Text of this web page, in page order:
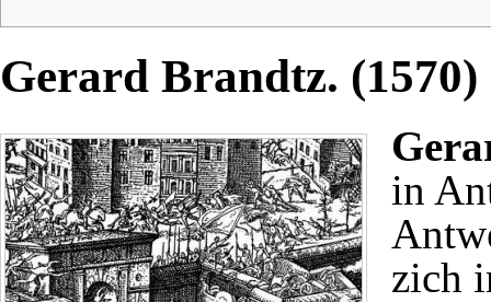
Gerard Brandtz. (1570)
in
zich